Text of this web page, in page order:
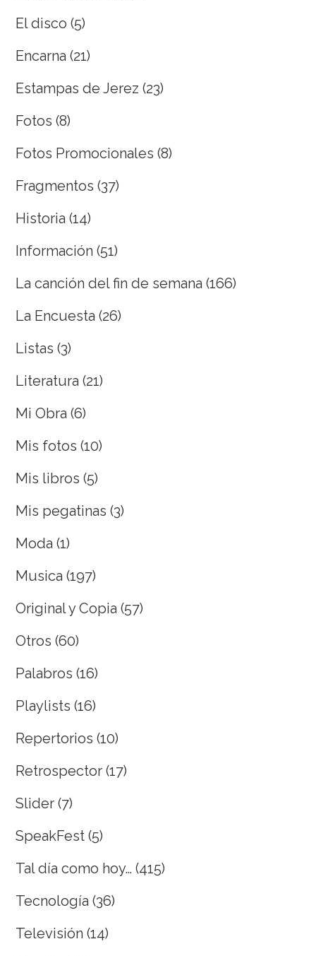
El disco (5)
Encarna (21)
Estampas de Jerez (23)
Fotos (8)
Fotos Promocionales (8)
Fragmentos (37)
Historia (14)
Información (51)
La canción del fin de semana (166)
La Encuesta (26)
Listas (3)
Literatura (21)
Mi Obra (6)
Mis fotos (10)
Mis libros (5)
Mis pegatinas (3)
Moda (1)
Musica (197)
Original y Copia (57)
Otros (60)
Palabros (16)
Playlists (16)
Repertorios (10)
Retrospector (17)
Slider (7)
SpeakFest (5)
Tal día como hoy… (415)
Tecnología (36)
Televisión (14)